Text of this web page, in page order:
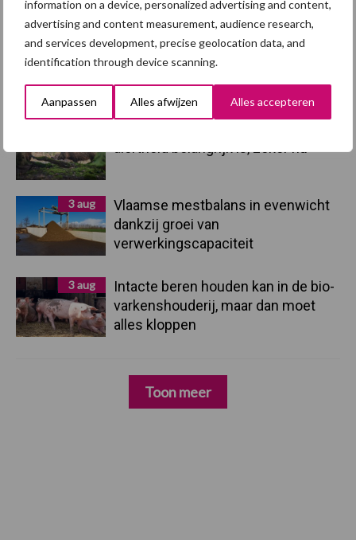
information on a device, personalized advertising and content,
advertising and content measurement, audience research,
and services development, precise geolocation data, and
identification through device scanning.
Aanpassen Alles afwijzen Alles accepteren
groter dan ooit”
5 aug
Eliminatieprotocol voor
Mycoplasma hyopneumoniae
alertheid belangrijk is, zeker nu
3 aug
Vlaamse mestbalans in evenwicht
dankzij groei van
verwerkingscapaciteit
3 aug
Intacte beren houden kan in de bio-
varkenshouderij, maar dan moet
alles kloppen
Toon meer